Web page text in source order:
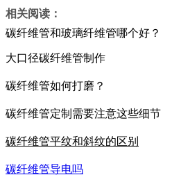
相关阅读：
碳纤维管和玻璃纤维管哪个好？
大口径碳纤维管制作
碳纤维管如何打磨？
碳纤维管定制需要注意这些细节
碳纤维管平纹和斜纹的区别
碳纤维管导电吗